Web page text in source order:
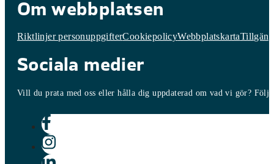
Om webbplatsen
Riktlinjer personuppgifterCookiepolicyWebbplatskarta
Sociala medier
Vill du prata med oss eller hålla dig uppdaterad om vad vi gör? Följ